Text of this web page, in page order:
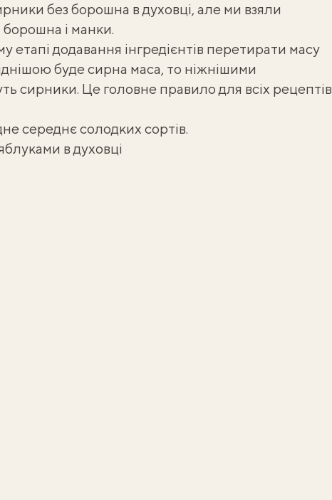
без борошна в духовці, але ми взяли
борошна і манки.
додавання інгредієнтів перетирати масу
буде сирна маса, то ніжнішими
сирники. Це головне правило для всіх рецептів
середнє солодких сортів.
в духовці